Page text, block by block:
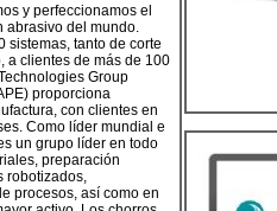
y perfeccionamos el
abrasivo del mundo.
sistemas, tanto de corte
a clientes de más de 100
Group
proporciona
con clientes en
Como líder mundial e
un grupo líder en todo
preparación
robotizados,
procesos, así como en